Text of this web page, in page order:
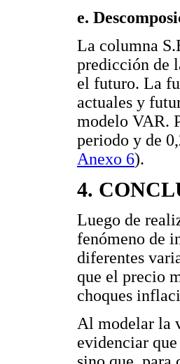
e.
La columna
predicción de
el futuro. La
actuales y
modelo VAR.
periodo y de
Anexo 6).
4.
Luego de
fenómeno de
diferentes
que el precio
choques
Al modelar la
evidenciar